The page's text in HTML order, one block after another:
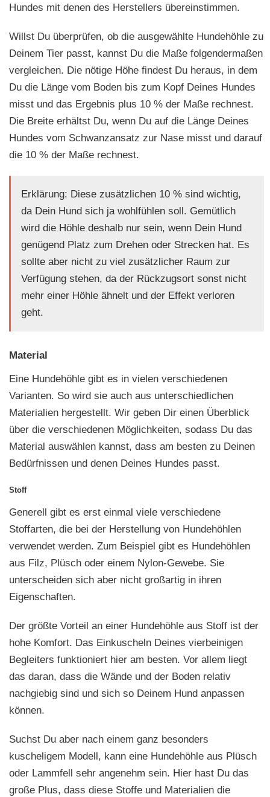
Hundes mit denen des Herstellers übereinstimmen.
Willst Du überprüfen, ob die ausgewählte Hundehöhle zu
Deinem Tier passt, kannst Du die Maße folgendermaßen
vergleichen. Die nötige Höhe findest Du heraus, in dem
Du die Länge vom Boden bis zum Kopf Deines Hundes
misst und das Ergebnis plus 10 % der Maße rechnest.
Die Breite erhältst Du, wenn Du auf die Länge Deines
Hundes vom Schwanzansatz zur Nase misst und darauf
die 10 % der Maße rechnest.
Erklärung: Diese zusätzlichen 10 % sind wichtig,
da Dein Hund sich ja wohlfühlen soll. Gemütlich
wird die Höhle deshalb nur sein, wenn Dein Hund
genügend Platz zum Drehen oder Strecken hat. Es
sollte aber nicht zu viel zusätzlicher Raum zur
Verfügung stehen, da der Rückzugsort sonst nicht
mehr einer Höhle ähnelt und der Effekt verloren
geht.
Material
Eine Hundehöhle gibt es in vielen verschiedenen
Varianten. So wird sie auch aus unterschiedlichen
Materialien hergestellt. Wir geben Dir einen Überblick
über die verschiedenen Möglichkeiten, sodass Du das
Material auswählen kannst, dass am besten zu Deinen
Bedürfnissen und denen Deines Hundes passt.
Stoff
Generell gibt es erst einmal viele verschiedene
Stoffarten, die bei der Herstellung von Hundehöhlen
verwendet werden. Zum Beispiel gibt es Hundehöhlen
aus Filz, Plüsch oder einem Nylon-Gewebe. Sie
unterscheiden sich aber nicht großartig in ihren
Eigenschaften.
Der größte Vorteil an einer Hundehöhle aus Stoff ist der
hohe Komfort. Das Einkuscheln Deines vierbeinigen
Begleiters funktioniert hier am besten. Vor allem liegt
das daran, dass die Wände und der Boden relativ
nachgiebig sind und sich so Deinem Hund anpassen
können.
Suchst Du aber nach einem ganz besonders
kuscheligem Modell, kann eine Hundehöhle aus Plüsch
oder Lammfell sehr angenehm sein. Hier hast Du das
große Plus, dass diese Stoffe und Materialien die